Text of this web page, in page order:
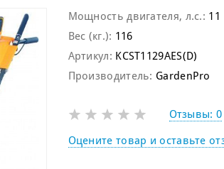
Мощность двигателя, л.с.: 11
Вес (кг.): 116
Артикул: KCST1129AES(D)
Производитель: GardenPro
Отзывы: 0
Оцените товар и оставьте